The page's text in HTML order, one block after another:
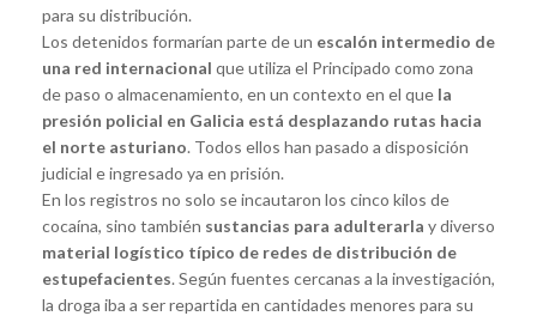
para su distribución.
Los detenidos formarían parte de un escalón intermedio de
una red internacional que utiliza el Principado como zona
de paso o almacenamiento, en un contexto en el que la
presión policial en Galicia está desplazando rutas hacia
el norte asturiano. Todos ellos han pasado a disposición
judicial e ingresado ya en prisión.
En los registros no solo se incautaron los cinco kilos de
cocaína, sino también sustancias para adulterarla y diverso
material logístico típico de redes de distribución de
estupefacientes. Según fuentes cercanas a la investigación,
la droga iba a ser repartida en cantidades menores para su